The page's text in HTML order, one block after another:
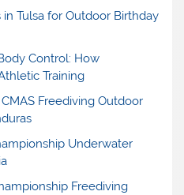
Tulsa for Outdoor Birthday
Control: How
Training
Freediving Outdoor
Underwater
Freediving